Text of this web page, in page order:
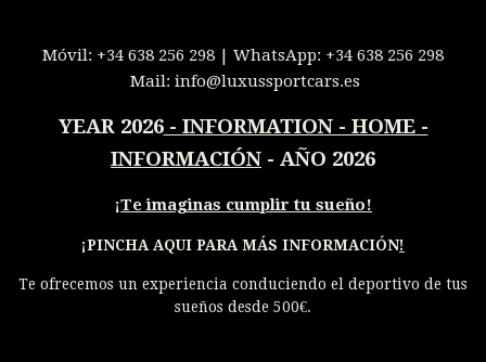
Móvil: +34 638 256 298 | WhatsApp: +34 638 256 298
Mail: info@luxussportcars.es
YEAR 2026- INFORMATION - HOME -
INFORMACIÓN - AÑO 2026
¡Te imaginas cumplir tu sueño!
¡PINCHA AQUI PARA MÁS INFORMACIÓN!
Te ofrecemos un experiencia conduciendo el deportivo de tus
sueños desde 500€.